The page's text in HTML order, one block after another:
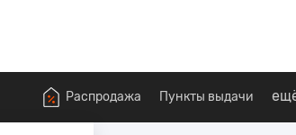
Распродажа Пункты выдачи